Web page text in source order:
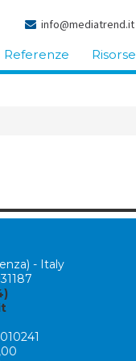
info@mediatrend.it
Referenze Risorse
- Italy